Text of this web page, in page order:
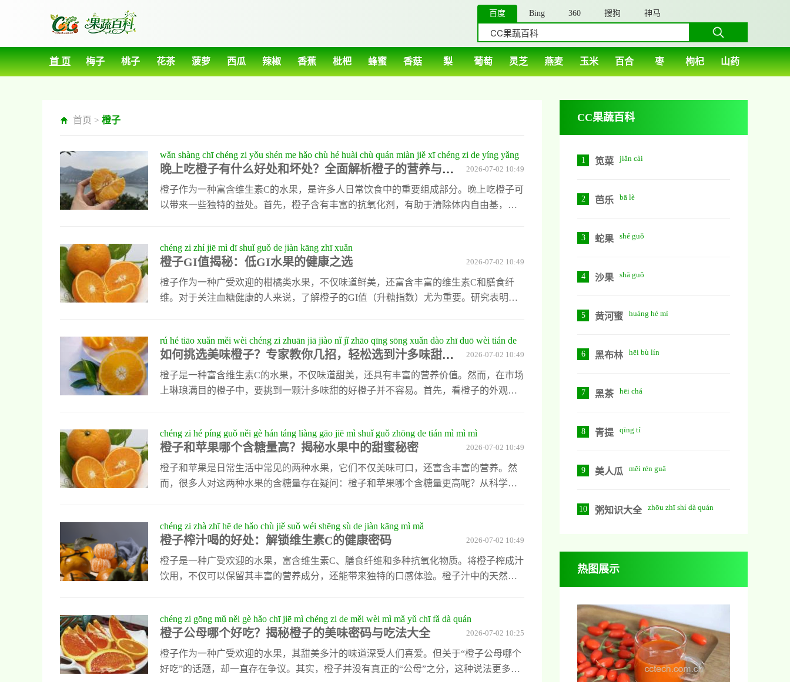
百度 Bing 360 搜狗 神马
首 页 梅子 桃子 花茶 菠萝 西瓜 辣椒 香蕉 枇杷 蜂蜜 香菇 梨 葡萄 灵芝 燕麦 玉米 百合 枣 枸杞 山药
首页 > 橙子
wǎn shàng chī chéng zi yǒu shén me hǎo chù hé huài chù quán miàn jiě xī chéng zi de yíng yǎng
yǔ jiàn kāng yǐng xiǎng
晚上吃橙子有什么好处和坏处？全面解析橙子的营养与健
康影响
2026-07-02 10:49
橙子作为一种富含维生素C的水果，是许多人日常饮食中的重要组成部分。晚上吃橙子可
以带来一些独特的益处。首先，橙子含有丰富的抗氧化剂，有助于清除体内自由基，减
橙子酸性较强，可能会刺激胃部，导致胃酸分泌过多，特别是对于有胃病或胃酸反流问
题的人来说，这种影响可能更加明显。因此，在享受橙子美味的同时，需要根据自身健
康状况进行适量食用。除了上述利弊，橙子还是一种低热量
chéng zi zhí jiē mì dī shuǐ guǒ de jiàn kāng zhī xuǎn
橙子GI值揭秘：低GI水果的健康之选 2026-07-02 10:49
橙子作为一种广受欢迎的柑橘类水果，不仅味道鲜美，还富含丰富的维生素C和膳食纤
维。对于关注血糖健康的人来说，了解橙子的GI值（升糖指数）尤为重要。研究表明，
处。它富含抗氧化剂，能够帮助清除体内自由基，延缓衰老；同时，橙子中的天然果糖
可以为身体提供能量，而不会引起血糖剧烈波动。此外，橙子皮中还含有丰富的柠檬
烯，对促进消化和增强免疫力有一定作用。如何更好地
rú hé tiāo xuǎn měi wèi chéng zi zhuān jiā jiào nǐ jǐ zhāo qīng sōng xuǎn dào zhī duō wèi tián de
chéng zi
如何挑选美味橙子？专家教你几招，轻松选到汁多味甜的
橙子！
2026-07-02 10:49
橙子是一种富含维生素C的水果，不仅味道甜美，还具有丰富的营养价值。然而，在市场
上琳琅满目的橙子中，要挑到一颗汁多味甜的好橙子并不容易。首先，看橙子的外观是
重要指标。拿起橙子时，感觉分量较重的通常水分充足，而那些轻飘飘的橙子则可能口
感偏干。此外，轻轻按压橙子的表皮，弹性好的橙子往往更新鲜，过软或过硬的橙子都
不太理想。挑选橙子时，还可以闻一闻它的香气。成熟的橙
chéng zi hé píng guǒ něi gè hán táng liàng gāo jiē mì shuǐ guǒ zhōng de tián mì mì mì
橙子和苹果哪个含糖量高？揭秘水果中的甜蜜秘密 2026-07-02 10:49
橙子和苹果是日常生活中常见的两种水果，它们不仅美味可口，还富含丰富的营养。然
而，很多人对这两种水果的含糖量存在疑问：橙子和苹果哪个含糖量更高呢？从科学角
种、成熟度等因素的影响。虽然橙子的含糖量相对较低，但它含有丰富的维生素C和其他
抗氧化物质，有助于增强免疫力和促进胶原蛋白生成。此外，橙子还可以用来制作各种
美食，比如新鲜榨汁、橙子沙拉或橙
chéng zi zhà zhī hē de hǎo chù jiě suǒ wéi shēng sù de jiàn kāng mì mǎ
橙子榨汁喝的好处：解锁维生素C的健康密码 2026-07-02 10:49
橙子是一种广受欢迎的水果，富含维生素C、膳食纤维和多种抗氧化物质。将橙子榨成汁
饮用，不仅可以保留其丰富的营养成分，还能带来独特的口感体验。橙子汁中的天然糖
助身体抵御外界病菌的侵袭。其次，橙子汁还有助于促进胶原蛋白的生成，从而改善皮
肤状态，延缓衰老。此外，适量饮用橙子汁还可以促进消化，因为其中的柠檬酸能刺激
胃液分泌，帮助分解食物。需要注意的是，虽然橙子汁益
chéng zi gōng mǔ něi gè hǎo chī jiē mì chéng zi de měi wèi mì mǎ yǔ chī fǎ dà quán
橙子公母哪个好吃？揭秘橙子的美味密码与吃法大全 2026-07-02 10:25
橙子作为一种广受欢迎的水果，其甜美多汁的味道深受人们喜爱。但关于“橙子公母哪个
好吃”的话题，却一直存在争议。其实，橙子并没有真正的“公母”之分，这种说法更多是
CC果蔬百科
1 笕菜 jiǎn cài
2 芭乐 bā lè
3 蛇果 shé guǒ
4 沙果 shā guǒ
5 黄河蜜 huáng hé mì
6 黑布林 hēi bù lín
7 黑茶 hēi chá
8 青提 qīng tí
9 美人瓜 měi rén guā
10 粥知识大全 zhōu zhī shí dà quán
热图展示